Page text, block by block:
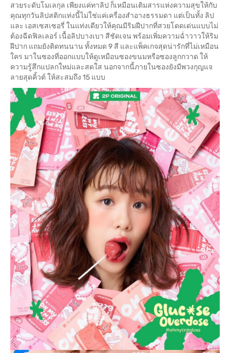
สวยระดับโมเลกุล เพียงแค่ทาลิป ก็เหมือนเติมสารแห่งความสุขให้กับ
คุณทุกวันลิปสติกแท่งนี้ไม่ใช่แค่เครื่องสำอางธรรมดา แต่เป็นทั้ง ลิป
และ เอสเซสเซอรี่ ในแท่งเดียวให้คุณมีริมฝีปากที่สวยโดดเด่นแบบไม่
ต้องฉีดฟิลเลอร์ เนื้อลิปบางเบา สีชัดเจน พร้อมเพิ่มความฉ่ำวาวให้ริม
ฝีปาก แถมยังติดทนนาน ทั้งหมด 9 สี และแพ็คเกจสุดน่ารักที่ไม่เหมือน
ใคร มาในซองที่ออกแบบให้ดูเหมือนซองขนมหรือซองลูกกวาด ให้
ความรู้สึกแปลกใหม่และสดใส นอกจากนี้ภายในซองยังมีพวงกุญแจ
ลายสุดคิ้วต์ ให้สะสมถึง 15 แบบ